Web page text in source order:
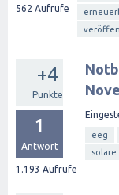
562 Aufrufe
+4
Punkte
1
Antwort
1.193 Aufrufe
eeg
solare